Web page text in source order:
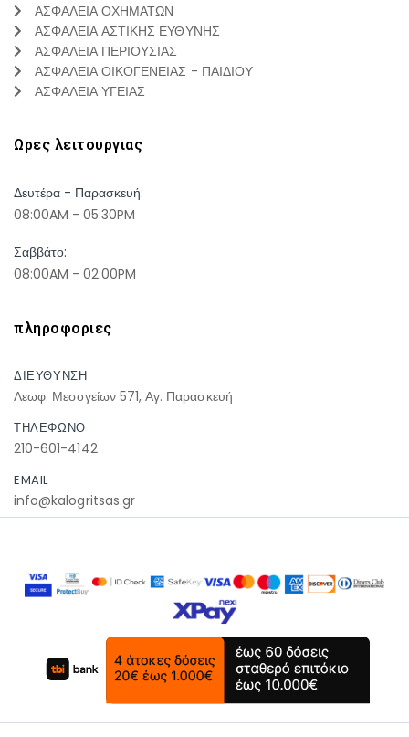
ΑΣΦΑΛΕΙΑ ΟΧΗΜΑΤΩΝ
ΑΣΦΑΛΕΙΑ ΑΣΤΙΚΗΣ ΕΥΘΥΝΗΣ
ΑΣΦΑΛΕΙΑ ΠΕΡΙΟΥΣΙΑΣ
ΑΣΦΑΛΕΙΑ ΟΙΚΟΓΕΝΕΙΑΣ - ΠΑΙΔΙΟΥ
ΑΣΦΑΛΕΙΑ ΥΓΕΙΑΣ
Ωρες λειτουργιας
Δευτέρα - Παρασκευή:
08:00AM - 05:30PM
Σαββάτο:
08:00AM - 02:00PM
πληροφοριες
ΔΙΕΥΘΥΝΣΗ
Λεωφ. Μεσογείων 571, Αγ. Παρασκευή
ΤΗΛΕΦΩΝΟ
210-601-4142
EMAIL
info@kalogritsas.gr